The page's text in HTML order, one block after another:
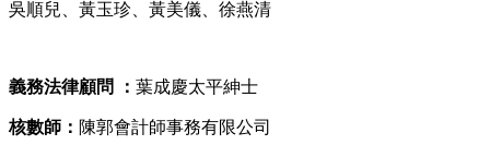
吳順兒、黃玉珍、黃美儀、徐燕清
義務法律顧問 ： 葉成慶太平紳士
核數師： 陳郭會計師事務有限公司